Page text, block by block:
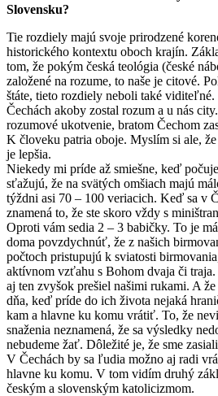
Slovensku?
Tie rozdiely majú svoje prirodzené
historického kontextu oboch krajín.
tom, že pokým česká teológia (české
založené na rozume, to naše je citové.
štáte, tieto rozdiely neboli také
Čechách akoby zostal rozum a u nás
rozumové ukotvenie, bratom Čechom
K človeku patria oboje. Myslím si ale,
je lepšia.
Niekedy mi príde až smiešne, keď
sťažujú, že na svätých omšiach majú
týždni asi 70 – 100 veriacich. Keď sa v
znamená to, že ste skoro vždy s
Oproti vám sedia 2 – 3 babičky. To je
doma povzdychnúť, že z našich
počtoch pristupujú k sviatosti
aktívnom vzťahu s Bohom dvaja či
aj ten zvyšok prešiel našimi rukami. A
dňa, keď príde do ich života nejaká
kam a hlavne ku komu vrátiť. To, že
snaženia neznamená, že sa výsledky
nebudeme žať. Dôležité je, že sme
V Čechách by sa ľudia možno aj radi
hlavne ku komu. V tom vidím druhý
českým a slovenským katolicizmom.